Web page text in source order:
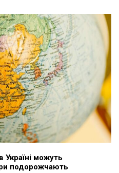
Україні можуть
подорожчають